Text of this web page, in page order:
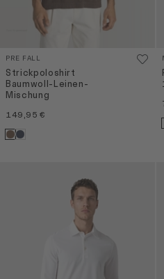
PRE FALL
Strickpoloshirt
Baumwoll-Leinen-
Mischung
149,95 €